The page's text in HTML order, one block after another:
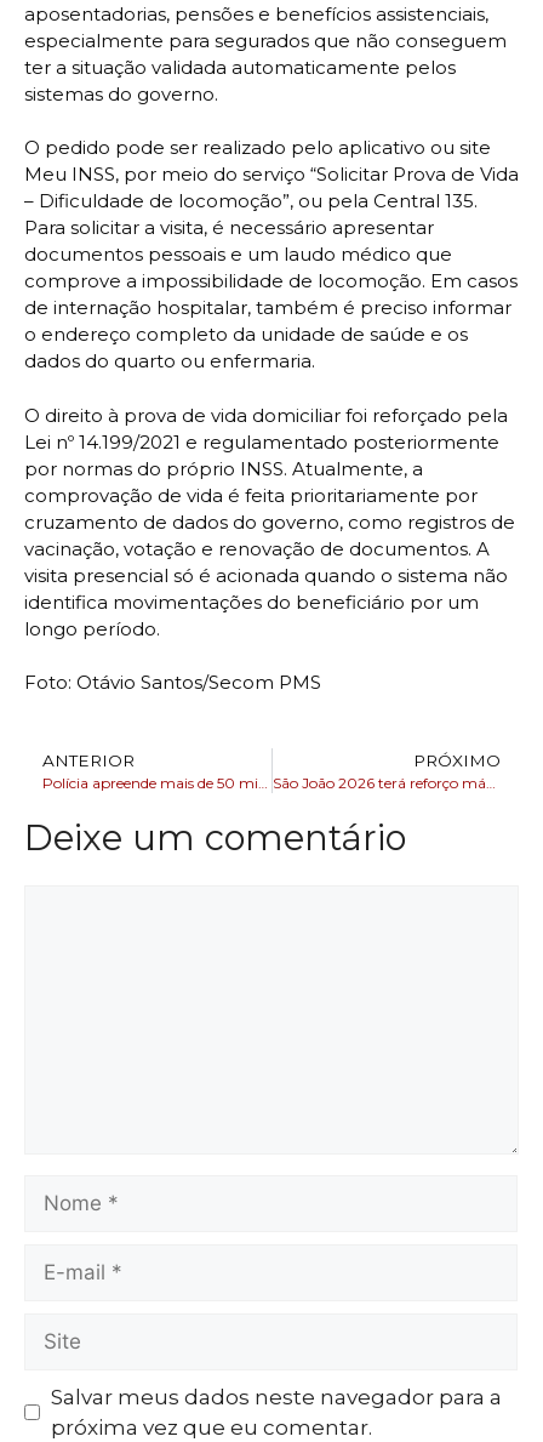
aposentadorias, pensões e benefícios assistenciais,
especialmente para segurados que não conseguem
ter a situação validada automaticamente pelos
sistemas do governo.
O pedido pode ser realizado pelo aplicativo ou site
Meu INSS, por meio do serviço “Solicitar Prova de Vida
– Dificuldade de locomoção”, ou pela Central 135.
Para solicitar a visita, é necessário apresentar
documentos pessoais e um laudo médico que
comprove a impossibilidade de locomoção. Em casos
de internação hospitalar, também é preciso informar
o endereço completo da unidade de saúde e os
dados do quarto ou enfermaria.
O direito à prova de vida domiciliar foi reforçado pela
Lei nº 14.199/2021 e regulamentado posteriormente
por normas do próprio INSS. Atualmente, a
comprovação de vida é feita prioritariamente por
cruzamento de dados do governo, como registros de
vacinação, votação e renovação de documentos. A
visita presencial só é acionada quando o sistema não
identifica movimentações do beneficiário por um
longo período.
Foto: Otávio Santos/Secom PMS
ANTERIOR PRÓXIMO
Deixe um comentário
Salvar meus dados neste navegador para a
próxima vez que eu comentar.